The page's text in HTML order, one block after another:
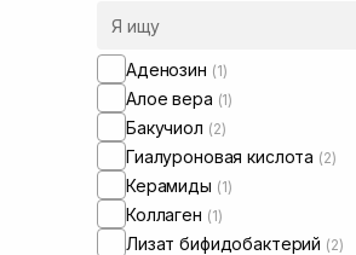
Аденозин (1)
Алое вера (1)
Бакучиол (2)
Гиалуроновая кислота (2)
Керамиды (1)
Коллаген (1)
Лизат бифидобактерий (2)